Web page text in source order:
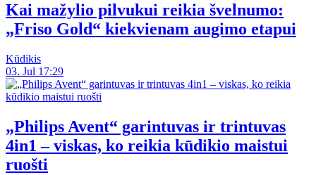
Kai mažylio pilvukui reikia švelnumo:
„Friso Gold“ kiekvienam augimo etapui
Kūdikis
03. Jul 17:29
„Philips Avent“ garintuvas ir trintuvas
4in1 – viskas, ko reikia kūdikio maistui
ruošti